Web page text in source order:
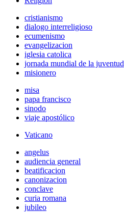
cristianismo
dialogo interreligioso
ecumenismo
evangelizacion
iglesia catolica
jornada mundial de la juventud
misionero
misa
papa francisco
sinodo
viaje apostólico
Vaticano
angelus
audiencia general
beatificacion
canonizacion
conclave
curia romana
jubileo